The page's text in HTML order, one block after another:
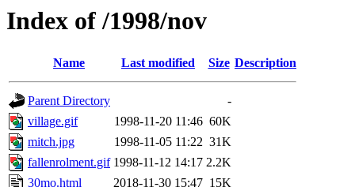
Index of /1998/nov
Name Last modified Size Description
Parent Directory
-
village.gif
1998-11-20 11:46 60K
mitch.jpg
1998-11-05 11:22 31K
fallenrolment.gif 1998-11-12 14:17 2.2K
30mo.html
2018-11-30 15:47 15K